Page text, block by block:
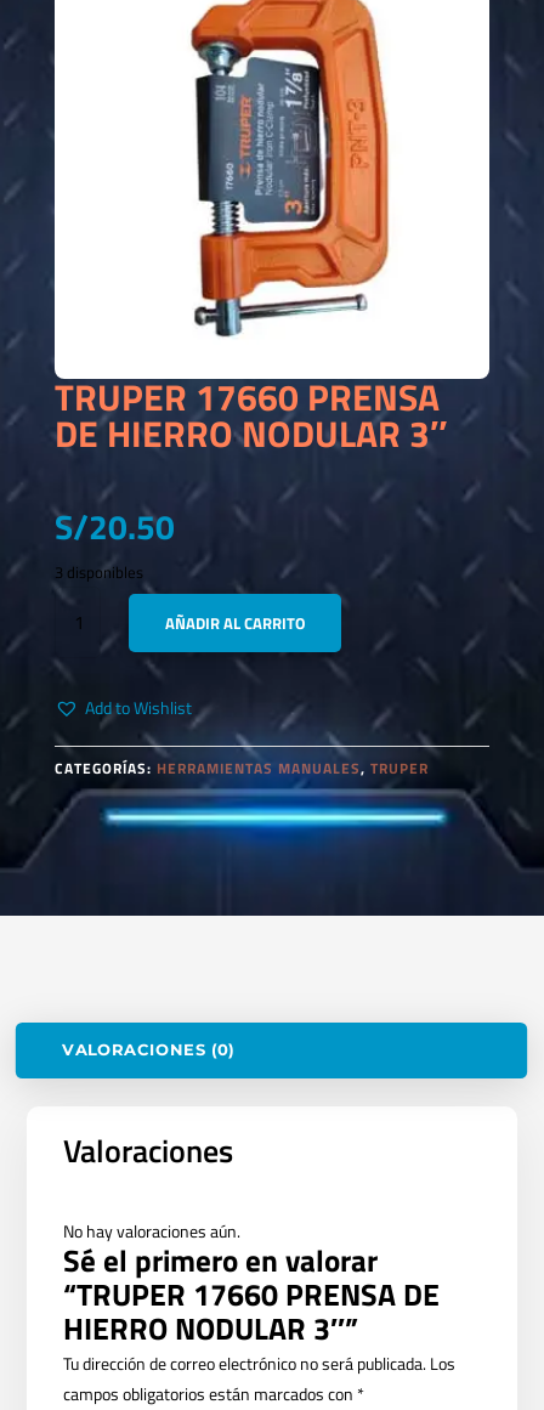
TRUPER 17660 PRENSA
DE HIERRO NODULAR 3″
S/20.50
3 disponibles
TRUPER
17660
PRENSA
DE
HIERRO
NODULAR
3"
CANTIDAD
AÑADIR AL CARRITO
Add to Wishlist
CATEGORÍAS: HERRAMIENTAS MANUALES, TRUPER
VALORACIONES (0)
Valoraciones
No hay valoraciones aún.
Sé el primero en valorar
“TRUPER 17660 PRENSA DE
HIERRO NODULAR 3″”
Tu dirección de correo electrónico no será publicada.Los
campos obligatorios están marcados con *